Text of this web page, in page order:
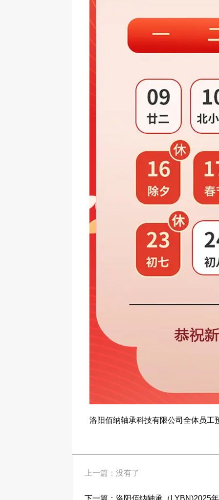
洛阳佰纳轴承科技有限公司全体员工
上一篇：没有了
下一篇：洛阳佰纳轴承（LYBN)2025